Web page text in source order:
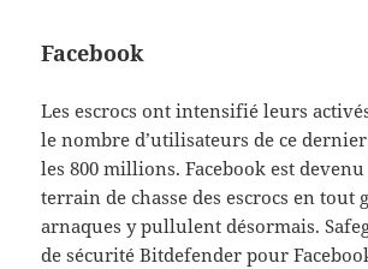
Facebook
Les escrocs ont intensifié leurs
le nombre d’utilisateurs de ce
les 800 millions. Facebook est
terrain de chasse des escrocs en tout
arnaques y pullulent désormais.
de sécurité Bitdefender pour